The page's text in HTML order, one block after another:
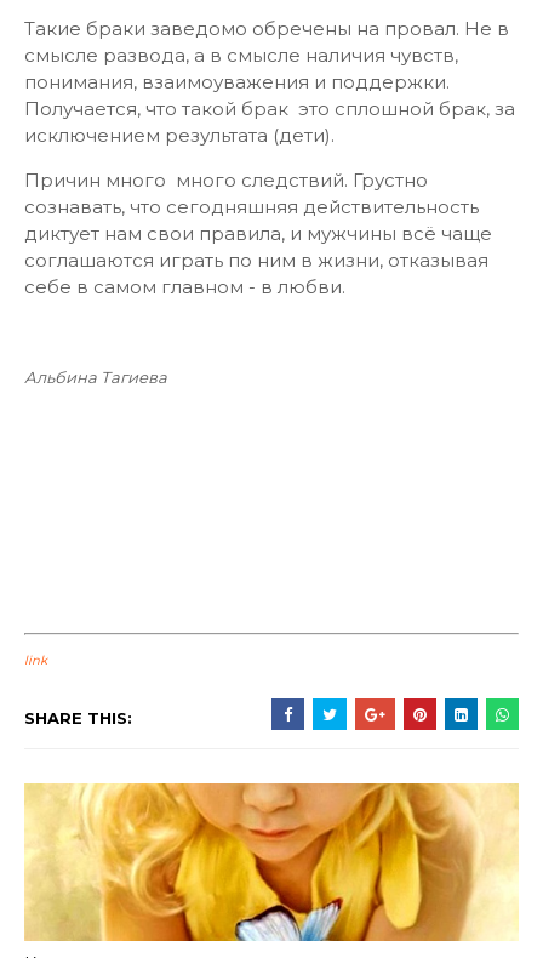
Такие браки заведомо обречены на провал. Не в
смысле развода, а в смысле наличия чувств,
понимания, взаимоуважения и поддержки.
Получается, что такой брак это сплошной брак, за
исключением результата (дети).
Причин много много следствий. Грустно
сознавать, что сегодняшняя действительность
диктует нам свои правила, и мужчины всё чаще
соглашаются играть по ним в жизни, отказывая
себе в самом главном - в любви.
Альбина Тагиева
link
SHARE THIS: